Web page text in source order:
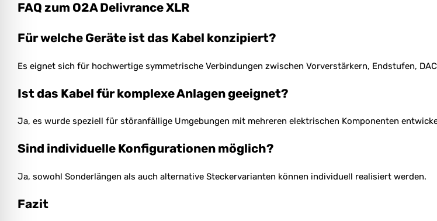
FAQ zum O2A Delivrance XLR
Für welche Geräte ist das Kabel konzipiert?
Es eignet sich für hochwertige symmetrische Verbindungen zwischen Vorverstärkern, Endstufen,
Ist das Kabel für komplexe Anlagen geeignet?
Ja, es wurde speziell für störanfällige Umgebungen mit mehreren elektrischen Komponenten
Sind individuelle Konfigurationen möglich?
Ja, sowohl Sonderlängen als auch alternative Steckervarianten können individuell realisiert werden.
Fazit